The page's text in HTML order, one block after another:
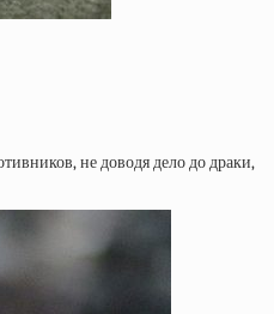
не доводя дело до драки,